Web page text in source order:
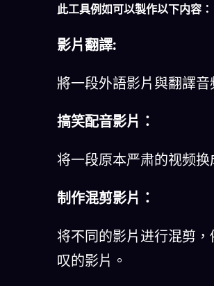
此工具例如可以製作以下内容：
影片翻譯:
將一段外語影片與翻譯
搞笑配音影片：
将一段原本严肃的视频
制作混剪影片：
将不同的影片进行混剪
叹的影片。
一鍵配搭出三